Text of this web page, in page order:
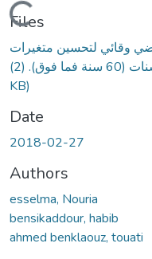
Loading...
Files
وقائي لتحسين متغيرات
KB)
Date
2018-02-27
Authors
esselma, Nouria
bensikaddour, habib
ahmed benklaouz, touati